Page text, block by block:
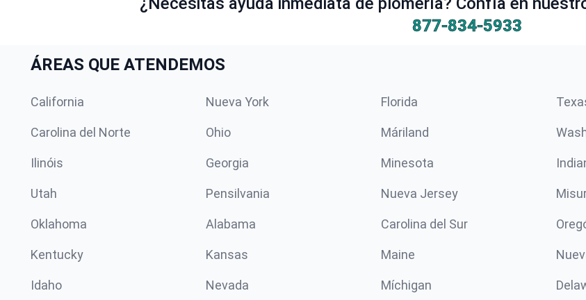
877-834-5933
ÁREAS QUE ATENDEMOS
California Nueva York Florida
Carolina del Norte Ohio Máriland
Ilinóis Georgia Minesota
Utah Pensilvania Nueva Jersey
Oklahoma Alabama Carolina del Sur
Kentucky Kansas Maine
Idaho Nevada Míchigan